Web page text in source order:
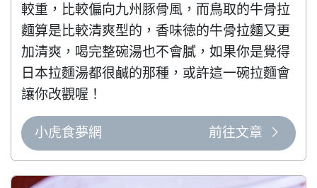
較重，比較偏向九州豚骨風，而鳥取的牛骨拉
麵算是比較清爽型的，香味徳的牛骨拉麵又更
加清爽，喝完整碗湯也不會膩，如果你是覺得
日本拉麵湯都很鹹的那種，或許這一碗拉麵會
讓你改觀喔！
小虎食夢網 前往文章